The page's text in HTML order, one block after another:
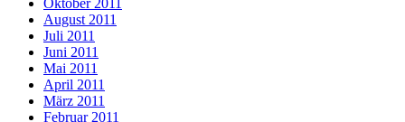
August 2011
Juli 2011
Juni 2011
Mai 2011
April 2011
März 2011
Februar 2011